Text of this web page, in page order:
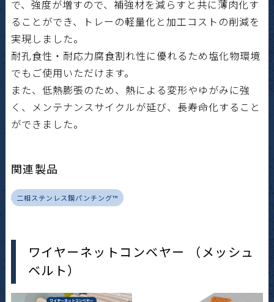
で、強度が増すので、補強材を減らすと共に薄肉化す
ることができ、トレーの軽量化と加工コストの削減を
実現しました。
耐孔食性・耐応力腐食割れ性に優れるため塩化物環境
でもご使用いただけます。
また、低熱膨張のため、熱による変形やゆがみに強
く、メンテナンスサイクルが延び、長寿命化すること
ができました。
関連製品
二相ステンレス鋼パンチング™
ワイヤーネットコンベヤー （メッシュ
ベルト）